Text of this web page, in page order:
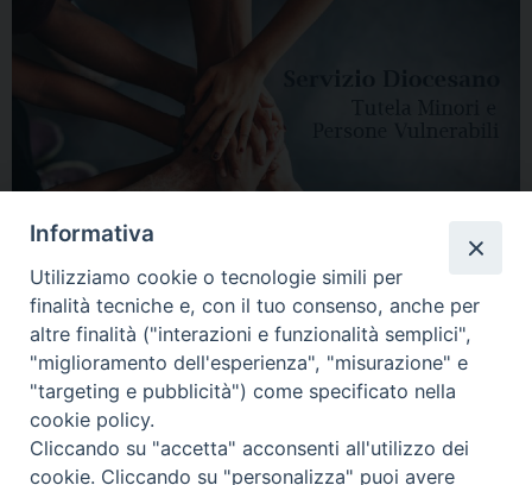
HOME DIOCESI VESCOVO CURIA VESCOVILE NEWS
APPUNTAMENTI CONTATTI SERVIZIO ANTENATI
Informativa
Utilizziamo cookie o tecnologie simili per
finalità tecniche e, con il tuo consenso, anche per
altre finalità ("interazioni e funzionalità semplici",
"miglioramento dell'esperienza", "misurazione" e
"targeting e pubblicità") come specificato nella
cookie policy.
Cliccando su "accetta" acconsenti all'utilizzo dei
cookie. Cliccando su "personalizza" puoi avere